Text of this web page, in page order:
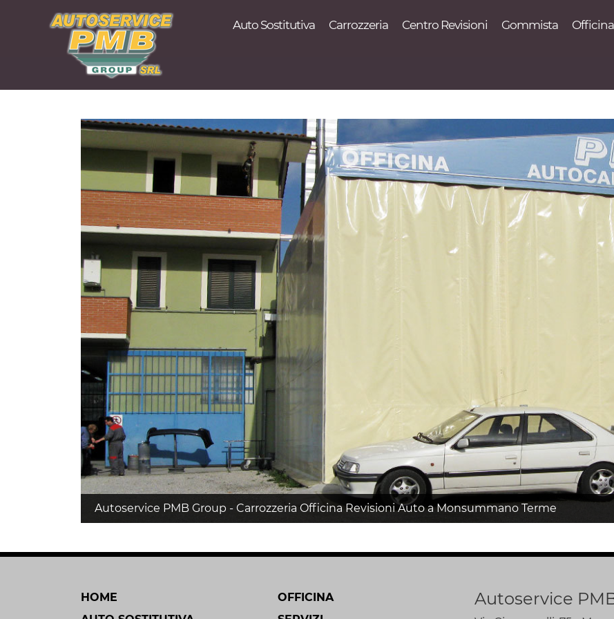
Auto Sostitutiva Carrozzeria Centro Revisioni Gommista Officina
Autoservice PMB Group - Carrozzeria Officina Revisioni Auto a Monsummano Terme
HOME
OFFICINA
Autoservice